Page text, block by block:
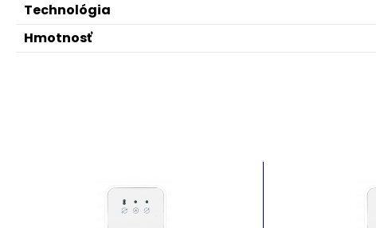
Technológia
Hmotnosť